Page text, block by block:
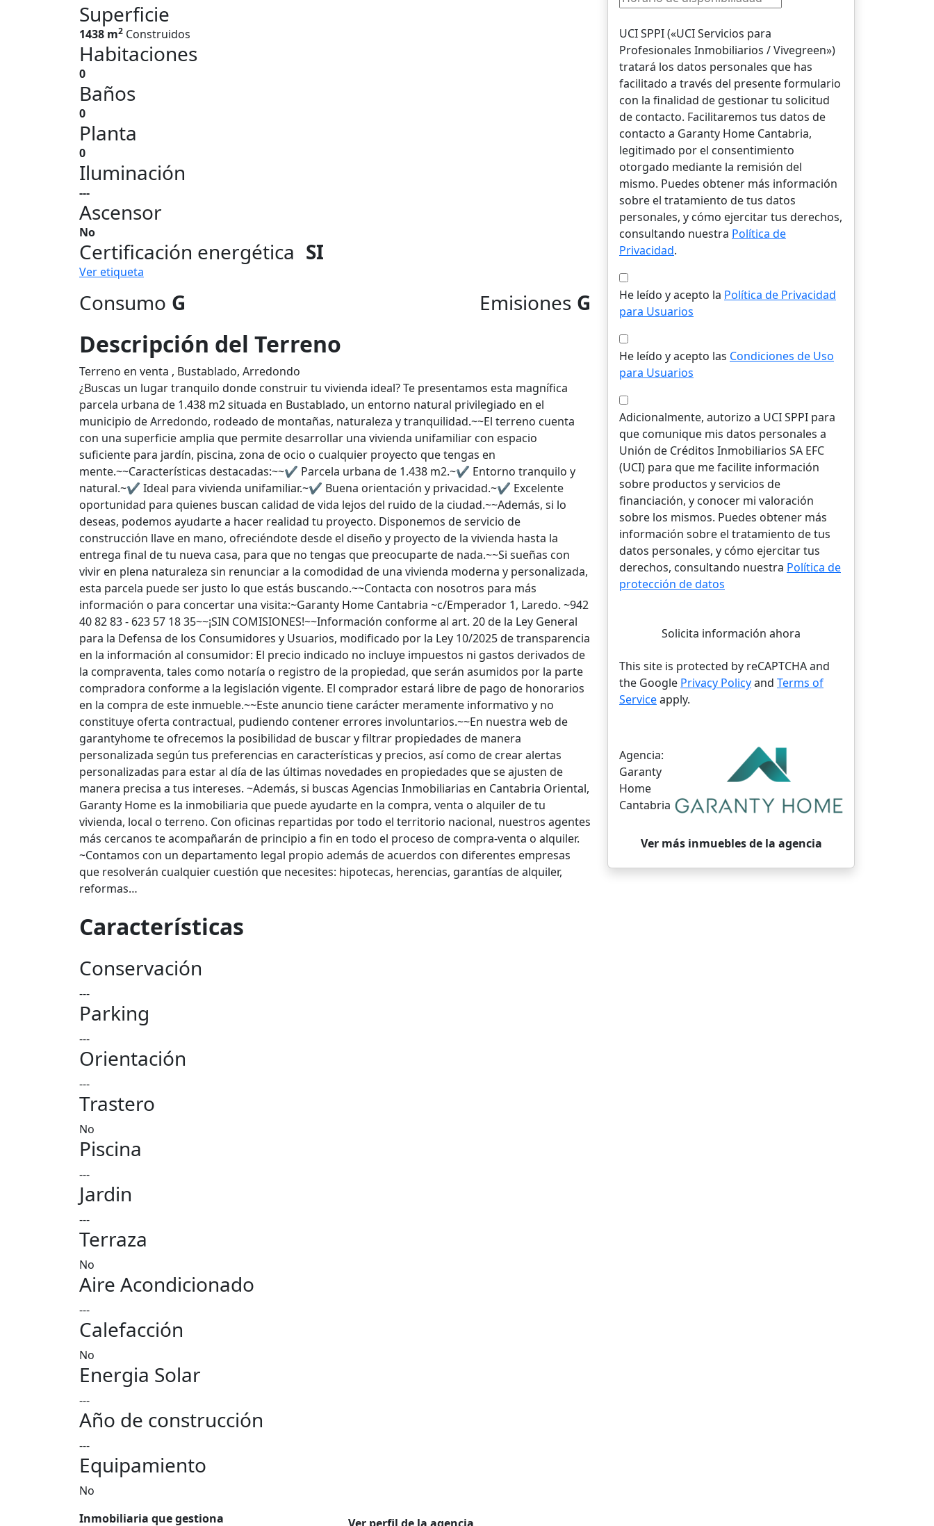
Superficie
1438 m2 Construidos
Habitaciones
0
Baños
0
Planta
0
Iluminación
---
Ascensor
No
Certificación energética SI
Ver etiqueta
Consumo G Emisiones G
Descripción del Terreno
Terreno en venta , Bustablado, Arredondo
¿Buscas un lugar tranquilo donde construir tu vivienda ideal? Te presentamos esta magnífica
parcela urbana de 1.438 m2 situada en Bustablado, un entorno natural privilegiado en el
municipio de Arredondo, rodeado de montañas, naturaleza y tranquilidad.~~El terreno cuenta
con una superficie amplia que permite desarrollar una vivienda unifamiliar con espacio
suficiente para jardín, piscina, zona de ocio o cualquier proyecto que tengas en
mente.~~Características destacadas:~~✔ Parcela urbana de 1.438 m2.~✔ Entorno tranquilo y
natural.~✔ Ideal para vivienda unifamiliar.~✔ Buena orientación y privacidad.~✔ Excelente
oportunidad para quienes buscan calidad de vida lejos del ruido de la ciudad.~~Además, si lo
deseas, podemos ayudarte a hacer realidad tu proyecto. Disponemos de servicio de
construcción llave en mano, ofreciéndote desde el diseño y proyecto de la vivienda hasta la
entrega final de tu nueva casa, para que no tengas que preocuparte de nada.~~Si sueñas con
vivir en plena naturaleza sin renunciar a la comodidad de una vivienda moderna y personalizada,
esta parcela puede ser justo lo que estás buscando.~~Contacta con nosotros para más
información o para concertar una visita:~Garanty Home Cantabria ~c/Emperador 1, Laredo. ~942
40 82 83 - 623 57 18 35~~¡SIN COMISIONES!~~Información conforme al art. 20 de la Ley General
para la Defensa de los Consumidores y Usuarios, modificado por la Ley 10/2025 de transparencia
en la información al consumidor: El precio indicado no incluye impuestos ni gastos derivados de
la compraventa, tales como notaría o registro de la propiedad, que serán asumidos por la parte
compradora conforme a la legislación vigente. El comprador estará libre de pago de honorarios
en la compra de este inmueble.~~Este anuncio tiene carácter meramente informativo y no
constituye oferta contractual, pudiendo contener errores involuntarios.~~En nuestra web de
garantyhome te ofrecemos la posibilidad de buscar y filtrar propiedades de manera
personalizada según tus preferencias en características y precios, así como de crear alertas
personalizadas para estar al día de las últimas novedades en propiedades que se ajusten de
manera precisa a tus intereses. ~Además, si buscas Agencias Inmobiliarias en Cantabria Oriental,
Garanty Home es la inmobiliaria que puede ayudarte en la compra, venta o alquiler de tu
vivienda, local o terreno. Con oficinas repartidas por todo el territorio nacional, nuestros agentes
más cercanos te acompañarán de principio a fin en todo el proceso de compra-venta o alquiler.
~Contamos con un departamento legal propio además de acuerdos con diferentes empresas
que resolverán cualquier cuestión que necesites: hipotecas, herencias, garantías de alquiler,
reformas…
Características
Conservación
---
Parking
---
Orientación
---
Trastero
No
Piscina
---
Jardin
---
Terraza
No
Aire Acondicionado
---
Calefacción
No
Energia Solar
---
Año de construcción
---
Equipamiento
No
Inmobiliaria que gestiona
UCI SPPI («UCI Servicios para
Profesionales Inmobiliarios / Vivegreen»)
tratará los datos personales que has
facilitado a través del presente formulario
con la finalidad de gestionar tu solicitud
de contacto. Facilitaremos tus datos de
contacto a Garanty Home Cantabria,
legitimado por el consentimiento
otorgado mediante la remisión del
mismo. Puedes obtener más información
sobre el tratamiento de tus datos
personales, y cómo ejercitar tus derechos,
consultando nuestra Política de
Privacidad.
He leído y acepto la Política de Privacidad
para Usuarios
He leído y acepto las Condiciones de Uso
para Usuarios
Adicionalmente, autorizo a UCI SPPI para
que comunique mis datos personales a
Unión de Créditos Inmobiliarios SA EFC
(UCI) para que me facilite información
sobre productos y servicios de
financiación, y conocer mi valoración
sobre los mismos. Puedes obtener más
información sobre el tratamiento de tus
datos personales, y cómo ejercitar tus
derechos, consultando nuestra Política de
protección de datos
Solicita información ahora
This site is protected by reCAPTCHA and
the Google Privacy Policyand Terms of
Serviceapply.
Agencia:
Garanty
Home
Cantabria
Ver más inmuebles de la agencia